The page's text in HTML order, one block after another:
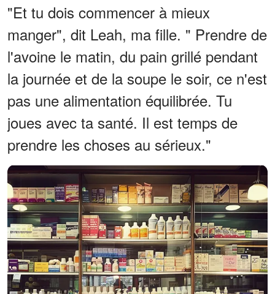
"Et tu dois commencer à mieux
manger", dit Leah, ma fille. " Prendre de
l'avoine le matin, du pain grillé pendant
la journée et de la soupe le soir, ce n'est
pas une alimentation équilibrée. Tu
joues avec ta santé. Il est temps de
prendre les choses au sérieux."